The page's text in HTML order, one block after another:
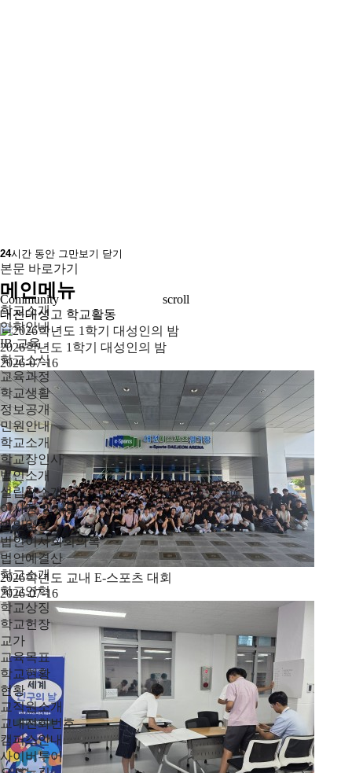
24시간 동안 그만보기 닫기
본문 바로가기
메인메뉴
학교소개
입학안내
IB 교육
학교소식
교육과정
학교생활
정보공개
민원안내
학교소개
학교장인사
법인소개
설립자소개
이사장 인사말
법인임원
법인이사회회의록
법인예결산
학교소개
학교연혁
학교상징
학교헌장
교가
교육목표
학교현황
현황
교직원소개
교내전화번호
캠퍼스안내
사이버투어
scroll
Community
대전대성고 학교활동
2026학년도 1학기 대성인의 밤
2026-07-16
2026학년도 교내 E-스포츠 대회
2026-07-16